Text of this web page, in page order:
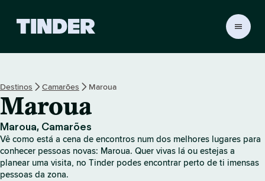
a
c
a
Destinos Camarões Maroua
Maroua
Maroua, Camarões
Vê como está a cena de encontros num dos melhores lugares para
conhecer pessoas novas: Maroua. Quer vivas lá ou estejas a
planear uma visita, no Tinder podes encontrar perto de ti imensas
pessoas da zona.